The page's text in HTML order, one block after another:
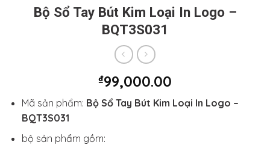
Bộ Sổ Tay Bút Kim Loại In Logo –
BQT3S031
₫99,000.00
Mã sản phẩm: Bộ Sổ Tay Bút Kim Loại In Logo –
BQT3S031
bộ sản phẩm gồm: